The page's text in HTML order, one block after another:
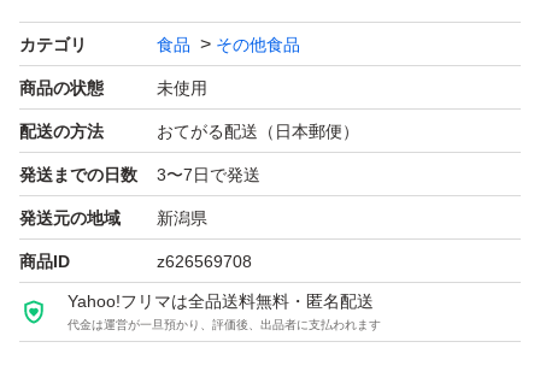
フレーバー：ノンフレーバー
容 量 ：1kg
賞味期限：2028.05
スプーン：付属（袋内）
カテゴリ 食品 その他食品
商品の状態 未使用
配送の方法 おてがる配送（日本郵便）
発送までの日数 3〜7日で発送
発送元の地域 新潟県
商品ID z626569708
Yahoo!フリマは全品送料無料・匿名配送
代金は運営が一旦預かり、評価後、出品者に支払われます